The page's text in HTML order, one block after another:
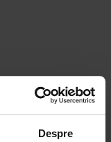
Despre